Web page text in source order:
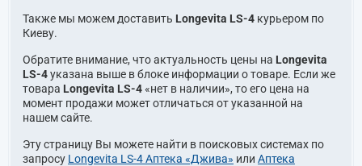
Также мы можем доставить Longevita LS-4 курьером по
Киеву.
Обратите внимание, что актуальность цены на Longevita
LS-4указана выше в блоке информации о товаре. Если же
товара Longevita LS-4«нет в наличии», то его цена на
момент продажи может отличаться от указанной на
нашем сайте.
Эту страницу Вы можете найти в поисковых системах по
запросу Longevita LS-4 Аптека «Джива» или Аптека